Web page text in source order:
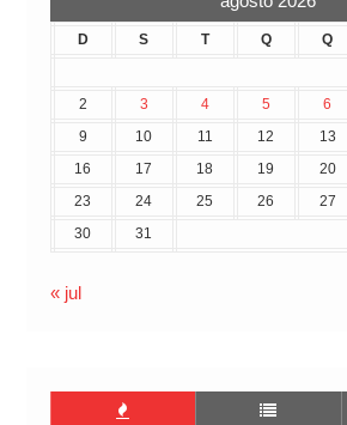
D S T Q Q
2
3 4 5 6
9
10 11 12 13
16
17 18 19 20
23
24 25 26 27
30
31
« jul